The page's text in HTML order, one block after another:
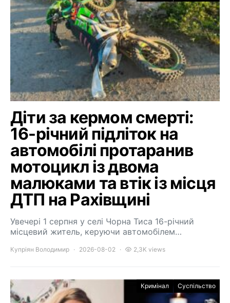
Діти за кермом смерті:
16-річний підліток на
автомобілі протаранив
мотоцикл із двома
малюками та втік із місця
ДТП на Рахівщині
Увечері 1 серпня у селі Чорна Тиса 16-річний
місцевий житель, керуючи автомобілем…
Купріян Володимир 2026-08-02 2,3K views
Кримінал Суспільство